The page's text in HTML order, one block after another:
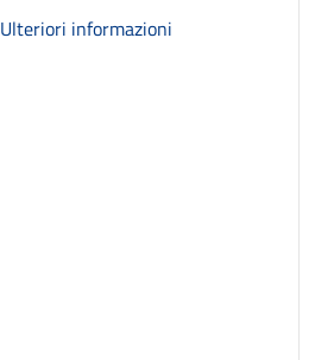
Ulteriori informazioni